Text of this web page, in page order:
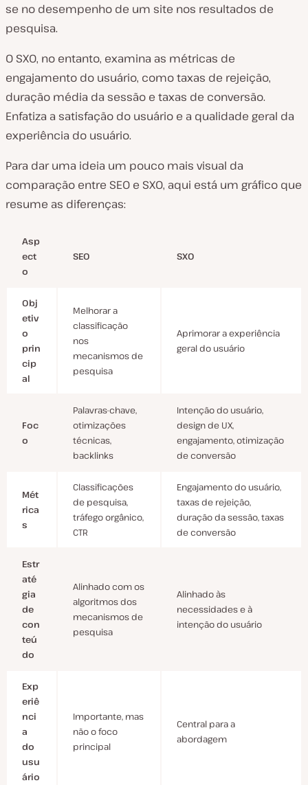
se no desempenho de um site nos resultados de
pesquisa.
O SXO, no entanto, examina as métricas de
engajamento do usuário, como taxas de rejeição,
duração média da sessão e taxas de conversão.
Enfatiza a satisfação do usuário e a qualidade geral da
experiência do usuário.
Para dar uma ideia um pouco mais visual da
comparação entre SEO e SXO, aqui está um gráfico que
resume as diferenças:
Asp
ect
o
SEO SXO
Obj
etiv
o
prin
cip
al
Melhorar a
classificação
nos
mecanismos de
pesquisa
Aprimorar a experiência
geral do usuário
Foc
o
Palavras-chave,
otimizações
técnicas,
backlinks
Intenção do usuário,
design de UX,
engajamento, otimização
de conversão
Mét
rica
s
Classificações
de pesquisa,
tráfego orgânico,
CTR
Engajamento do usuário,
taxas de rejeição,
duração da sessão, taxas
de conversão
Estr
até
gia
de
con
teú
do
Alinhado com os
algoritmos dos
mecanismos de
pesquisa
Alinhado às
necessidades e à
intenção do usuário
Exp
eriê
nci
a
do
usu
ário
Importante, mas
não o foco
principal
Central para a
abordagem